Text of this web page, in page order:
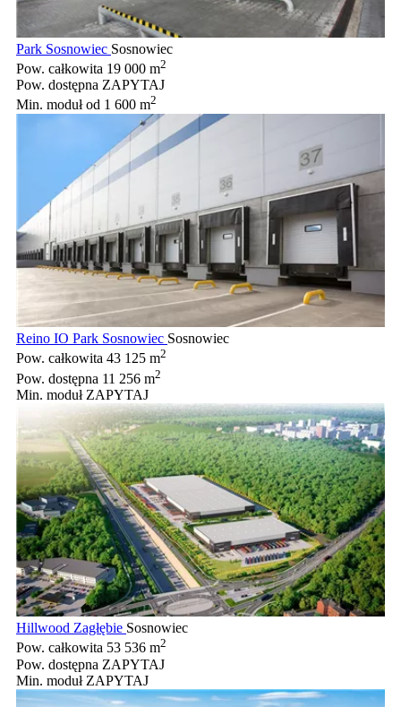
Park Sosnowiec Sosnowiec
Pow. całkowita 19 000 m2
Pow. dostępna ZAPYTAJ
Min. modułod 1 600 m2
Reino IO Park Sosnowiec Sosnowiec
Pow. całkowita 43 125 m2
Pow. dostępna 11 256 m2
Min. moduł ZAPYTAJ
Hillwood Zagłębie Sosnowiec
Pow. całkowita 53 536 m2
Pow. dostępna ZAPYTAJ
Min. moduł ZAPYTAJ